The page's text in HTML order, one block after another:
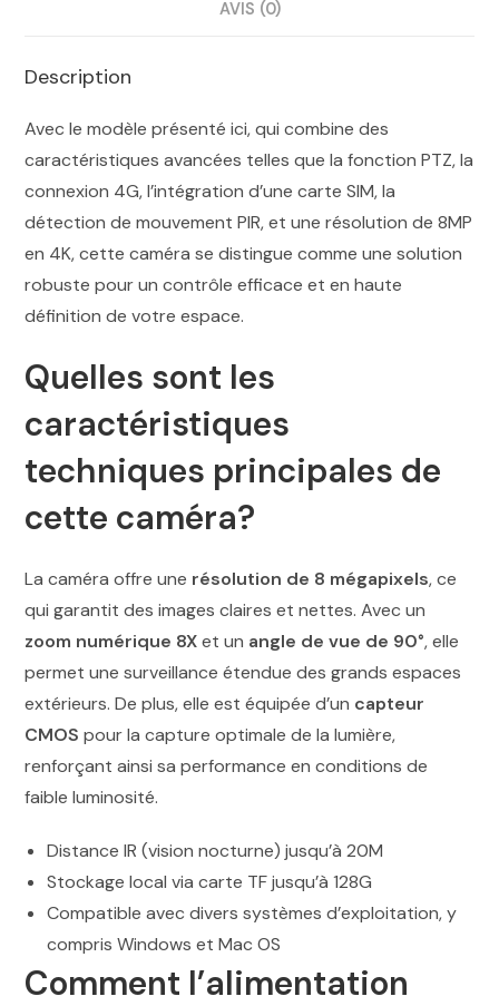
AVIS (0)
Description
Avec le modèle présenté ici, qui combine des
caractéristiques avancées telles que la fonction PTZ, la
connexion 4G, l’intégration d’une carte SIM, la
détection de mouvement PIR, et une résolution de 8MP
en 4K, cette caméra se distingue comme une solution
robuste pour un contrôle efficace et en haute
définition de votre espace.
Quelles sont les
caractéristiques
techniques principales de
cette caméra?
La caméra offre une résolution de 8 mégapixels, ce
qui garantit des images claires et nettes. Avec un
zoom numérique 8Xet un angle de vue de 90°, elle
permet une surveillance étendue des grands espaces
extérieurs. De plus, elle est équipée d’un capteur
CMOS pour la capture optimale de la lumière,
renforçant ainsi sa performance en conditions de
faible luminosité.
Distance IR (vision nocturne) jusqu’à 20M
Stockage local via carte TF jusqu’à 128G
Compatible avec divers systèmes d’exploitation, y
compris Windows et Mac OS
Comment l’alimentation